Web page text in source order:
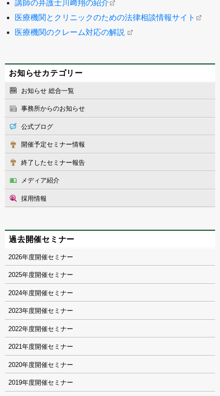
講師の弁護士川﨑翔の紹介
医療機関とクリニックのための法律相談情報サイト
医療機関のクレーム対応の解説
お知らせカテゴリー
お知らせ 総合一覧
事務所からのお知らせ
公式ブログ
開催予定セミナー情報
終了したセミナー報告
メディア紹介
採用情報
過去開催セミナー
2026
2025
2024
2023
2022
2021
2020
2019